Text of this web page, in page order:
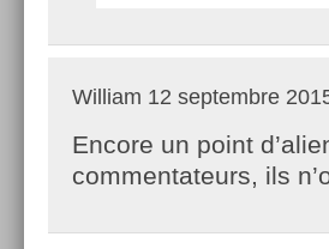
William 12 septembre
Encore un point
commentateurs, ils